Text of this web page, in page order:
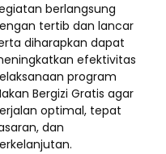
berlangsung
tertib dan lancar
diharapkan dapat
efektivitas
program
Bergizi Gratis agar
optimal, tepat
dan